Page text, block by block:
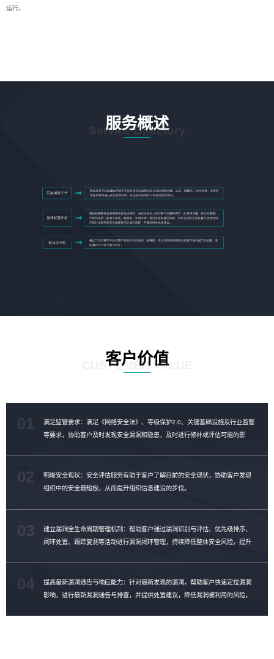
运行。
服务概述
Service Directory
客户价值
CUSTOMER VALUE
满足监管要求：满足《网络安全法》、等级保护2.0、关键基础设施及行业监管
等要求，协助客户及时发现安全漏洞和隐患，及时进行修补或评估可能的影
明晰安全现状：安全评估服务有助于客户了解目前的安全现状，协助客户发现
组织中的安全最短板，从而提升组织信息建设的步伐。
02
建立漏洞全生命周期管理机制：帮助客户通过漏洞识别与评估、优先级排序、
闭环处置、跟踪复测等活动进行漏洞闭环管理，持续降低整体安全风险，提升
提高最新漏洞通告与响应能力：针对最新发现的漏洞，帮助客户快速定位漏洞
影响，进行最新漏洞通告与排查，并提供处置建议，降低漏洞被利用的风险，
04